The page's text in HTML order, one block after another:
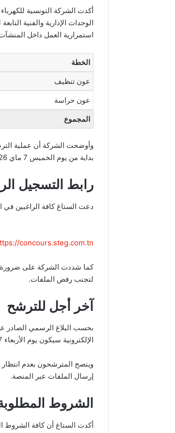
أكدت الشركة التونسية
الوحدات الإدارية والفنية
استمرارية العمل داخل
الخطة
عون تنظيف
عون حراسة
المجموع
وأوضحت الشركة أن عملية
بداية من يوم الخميس 7 ماي 2026.
رابط التسجيل
دعت الستاغ كافة الراغبين في
concours.steg.com.tn
كما شددت الشركة على ضرورة
لتجنب رفض الملفات.
آخر أجل للترشح
بحسب البلاغ الرسمي الصادر
الإلكترونية سيكون يوم الأربعاء 27 ماي 2026.
وينصح المترشحون بعدم
إرسال الملفات عبر المنصة.
الشروط
أكدت الستاغ أن كافة الشروط